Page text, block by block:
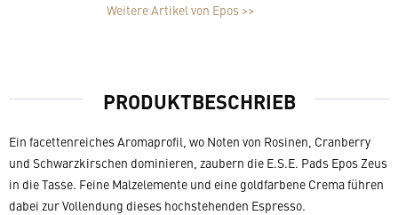
Weitere Artikel von Epos >>
PRODUKTBESCHRIEB
Ein facettenreiches Aromaprofil, wo Noten von Rosinen, Cranberry
und Schwarzkirschen dominieren, zaubern die E.S.E. Pads Epos Zeus
in die Tasse. Feine Malzelemente und eine goldfarbene Crema führen
dabei zur Vollendung dieses hochstehenden Espresso.